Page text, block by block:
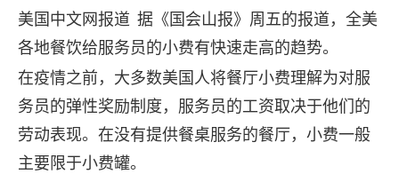
美国中文网报道 据《国会山报》周五的报道，全美
各地餐饮给服务员的小费有快速走高的趋势。
在疫情之前，大多数美国人将餐厅小费理解为对服
务员的弹性奖励制度，服务员的工资取决于他们的
劳动表现。在没有提供餐桌服务的餐厅，小费一般
主要限于小费罐。